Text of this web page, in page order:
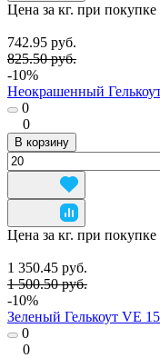
Цена за кг. при покупке
742.95 руб.
825.50 руб.
-10%
Неокрашенный
0
0
В корзину
Цена за кг. при покупке
1 350.45 руб.
1 500.50 руб.
-10%
Зеленый Гелькоут VE
0
0